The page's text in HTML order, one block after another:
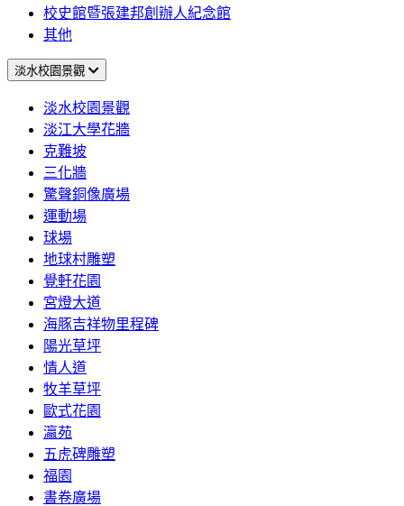
校史館暨張建邦創辦人紀念館
其他
淡水校園景觀
淡水校園景觀
淡江大學花牆
克難坡
三化牆
驚聲銅像廣場
運動場
球場
地球村雕塑
覺軒花園
宮燈大道
海豚吉祥物里程碑
陽光草坪
情人道
牧羊草坪
歐式花園
瀛苑
五虎碑雕塑
福園
書卷廣場